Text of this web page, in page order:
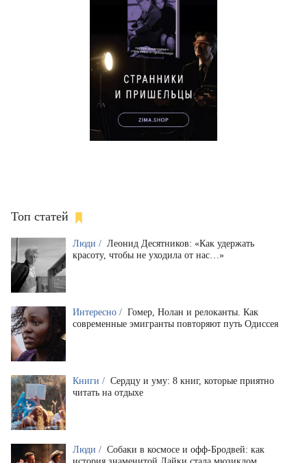
Топ статей
Люди / Леонид Десятников: «Как удержать
красоту, чтобы не уходила от нас…»
Интересно / Гомер, Нолан и релоканты. Как
современные эмигранты повторяют путь Одиссея
Книги / Сердцу и уму: 8 книг, которые приятно
читать на отдыхе
Люди / Собаки в космосе и офф-Бродвей: как
история знаменитой Лайки стала мюзиклом